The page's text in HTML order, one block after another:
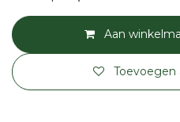
Aan
Toevoegen